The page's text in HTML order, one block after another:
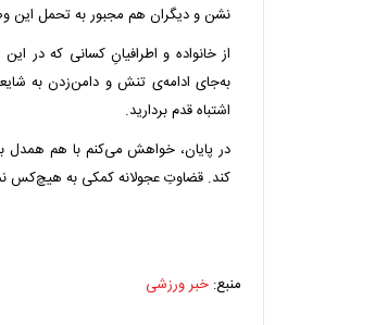
نشن و دیگران هم مجبور به تحمل این
از خانواده و اطرافیانِ کسانی که در
به‌جای ادامه‌ی تنش و دامن‌زدن به
اشتباه قدم بردارید.
در پایان، خواهش می‌کنم با هم همدل
کند. قضاوتِ عجولانه کمکی به هیچ‌کس
منبع: خبر ورزشی